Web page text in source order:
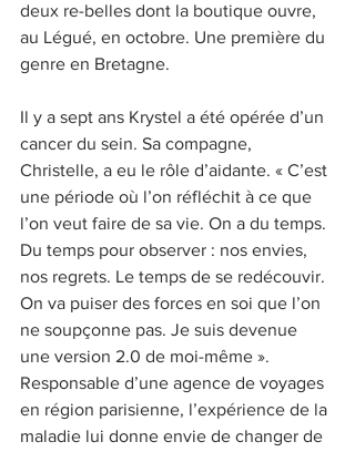
deux re-belles dont la boutique ouvre,
au Légué, en octobre. Une première du
genre en Bretagne.
Il y a sept ans Krystel a été opérée d’un
cancer du sein. Sa compagne,
Christelle, a eu le rôle d’aidante. « C’est
une période où l’on réfléchit à ce que
l’on veut faire de sa vie. On a du temps.
Du temps pour observer : nos envies,
nos regrets. Le temps de se redécouvir.
On va puiser des forces en soi que l’on
ne soupçonne pas. Je suis devenue
une version 2.0 de moi-même ».
Responsable d’une agence de voyages
en région parisienne, l’expérience de la
maladie lui donne envie de changer de